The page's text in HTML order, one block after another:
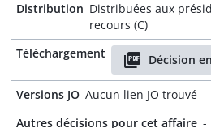
Distribution Distribuées aux
recours (C)
Téléchargement
Décision
Versions JO Aucun lien JO trouvé
Autres décisions pour cet affaire -